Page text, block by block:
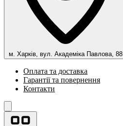
м. Харків, вул. Академіка Павлова, 88
Оплата та доставка
Гарантії та повернення
Контакти